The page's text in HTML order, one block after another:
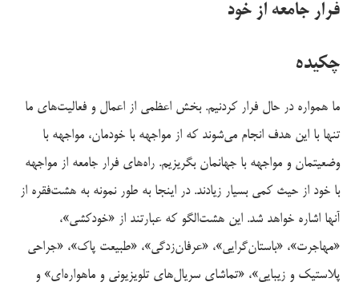
فرار جامعه از خود
چکیده
ما همواره در حال فرار کردنیم. بخش اعظمی از اعمال و فعالیت‌های ما
تنها با این هدف انجام می‌شوند که از مواجهه با خودمان، مواجهه با
وضعیتمان و مواجهه با جهانمان بگریزیم. راه‌های فرار جامعه از مواجهه
با خود از حیث کمی بسیار زیادند. در اینجا به طور نمونه به هشت‌فقره از
آنها اشاره خواهد شد. این هشت‌الگو که عبارتند از «خودکشی»،
«مهاجرت»، «باستان‌گرایی»، «عرفان‌زدگی»، «طبیعت پاک»، «جراحی
پلاستیک و زیبایی»، «تماشای سریال‌های تلویزیونی و ماهواره‌ای» و